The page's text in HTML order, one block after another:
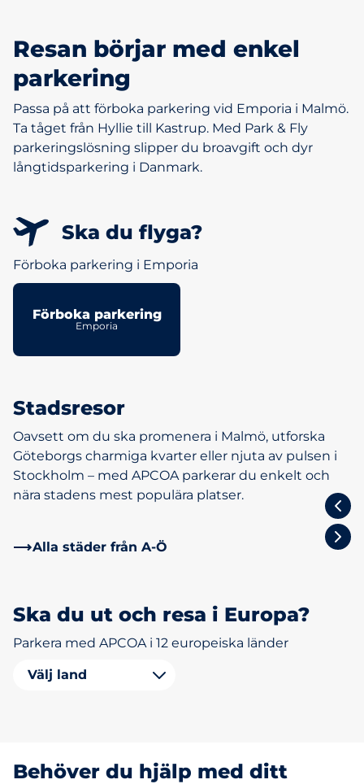
Resan börjar med enkel
parkering
Passa på att förboka parkering vid Emporia i Malmö.
Ta tåget från Hyllie till Kastrup. Med Park & Fly
parkeringslösning slipper du broavgift och dyr
långtidsparkering i Danmark.
Ska du flyga?
Förboka parkering i Emporia
Förboka parkering
Emporia
Stadsresor
Oavsett om du ska promenera i Malmö, utforska
Göteborgs charmiga kvarter eller njuta av pulsen i
Stockholm – med APCOA parkerar du enkelt och
nära stadens mest populära platser.
Stockholm
Alla städer från A-Ö
Ska du ut och resa i Europa?
Parkera med APCOA i 12 europeiska länder
Välj land
Behöver du hjälp med ditt